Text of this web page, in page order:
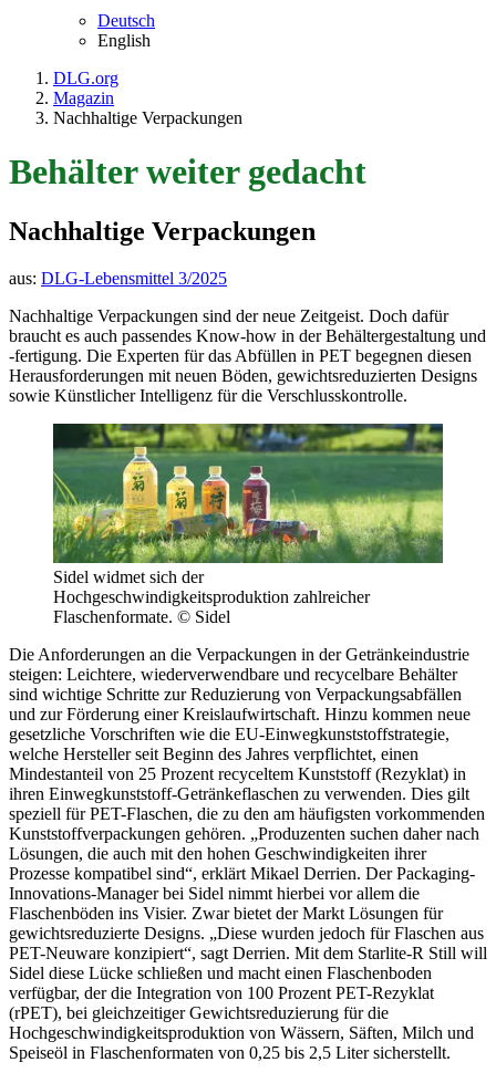
Deutsch
English
DLG.org
Magazin
Nachhaltige Verpackungen
Behälter weiter gedacht
Nachhaltige Verpackungen
aus: DLG-Lebensmittel 3/2025
Nachhaltige Verpackungen sind der neue Zeitgeist. Doch dafür
braucht es auch passendes Know-how in der Behältergestaltung und
-fertigung. Die Experten für das Abfüllen in PET begegnen diesen
Herausforderungen mit neuen Böden, gewichtsreduzierten Designs
sowie Künstlicher Intelligenz für die Verschlusskontrolle.
Sidel widmet sich der
Hochgeschwindigkeitsproduktion zahlreicher
Flaschenformate. © Sidel
Die Anforderungen an die Verpackungen in der Getränkeindustrie
steigen: Leichtere, wiederverwendbare und recycelbare Behälter
sind wichtige Schritte zur Reduzierung von Verpackungsabfällen
und zur Förderung einer Kreislaufwirtschaft. Hinzu kommen neue
gesetzliche Vorschriften wie die EU-Einwegkunststoffstrategie,
welche Hersteller seit Beginn des Jahres verpflichtet, einen
Mindestanteil von 25 Prozent recyceltem Kunststoff (Rezyklat) in
ihren Einwegkunststoff-Getränkeflaschen zu verwenden. Dies gilt
speziell für PET-Flaschen, die zu den am häufigsten vorkommenden
Kunststoffverpackungen gehören. „Produzenten suchen daher nach
Lösungen, die auch mit den hohen Geschwindigkeiten ihrer
Prozesse kompatibel sind“, erklärt Mikael Derrien. Der Packaging-
Innovations-Manager bei Sidel nimmt hierbei vor allem die
Flaschenböden ins Visier. Zwar bietet der Markt Lösungen für
gewichtsreduzierte Designs. „Diese wurden jedoch für Flaschen aus
PET-Neuware konzipiert“, sagt Derrien. Mit dem Starlite-R Still will
Sidel diese Lücke schließen und macht einen Flaschenboden
verfügbar, der die Integration von 100 Prozent PET-Rezyklat
(rPET), bei gleichzeitiger Gewichtsreduzierung für die
Hochgeschwindigkeitsproduktion von Wässern, Säften, Milch und
Speiseöl in Flaschenformaten von 0,25 bis 2,5 Liter sicherstellt.